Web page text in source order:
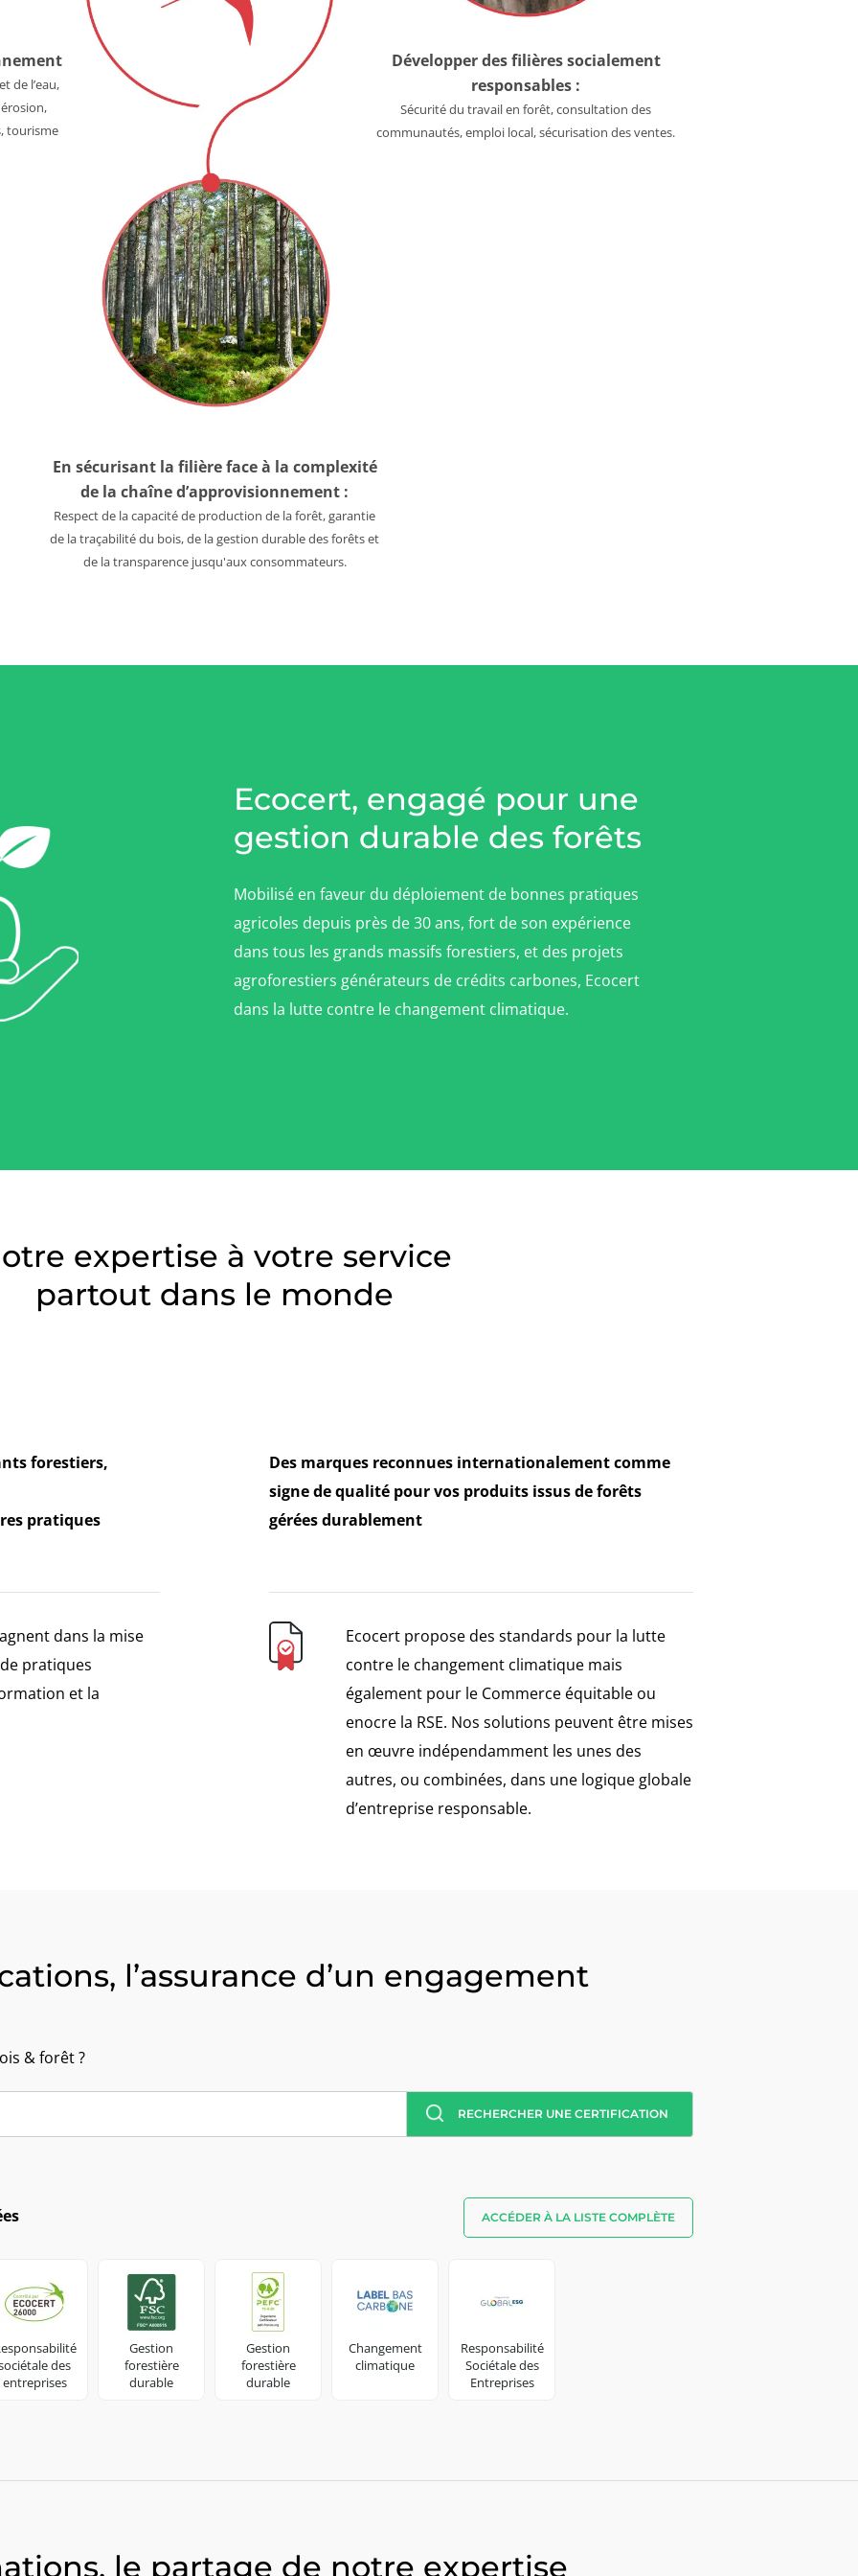
de l’eau,
tourisme
Développer des filières socialement
responsables :
Sécurité du travail en forêt, consultation des
communautés, emploi local, sécurisation des ventes.
En sécurisant la filière face à la complexité
de la chaîne d’approvisionnement :
Respect de la capacité de production de la forêt, garantie
de la traçabilité du bois, de la gestion durable des forêts et
de la transparence jusqu'aux consommateurs.
Ecocert, engagé pour une
gestion durable des forêts
Mobilisé en faveur du déploiement de bonnes pratiques
agricoles depuis près de 30 ans, fort de son expérience
dans tous les grands massifs forestiers, et des projets
agroforestiers générateurs de crédits carbones, Ecocert
dans la lutte contre le changement climatique.
expertise à votre service
partout dans le monde
forestiers,
pratiques
dans la mise
pratiques
et la
Des marques reconnues internationalement comme
signe de qualité pour vos produits issus de forêts
gérées durablement
Ecocert propose des standards pour la lutte
contre le changement climatique mais
également pour le Commerce équitable ou
enocre la RSE. Nos solutions peuvent être mises
en œuvre indépendamment les unes des
autres, ou combinées, dans une logique globale
d’entreprise responsable.
l’assurance d’un engagement
& forêt ?
RECHERCHER UNE CERTIFICATION
ACCÉDER À LA LISTE COMPLÈTE
des
entreprises
Gestion
forestière
durable
Gestion
forestière
durable
Changement
climatique
Responsabilité
Sociétale des
Entreprises
le partage de notre expertise